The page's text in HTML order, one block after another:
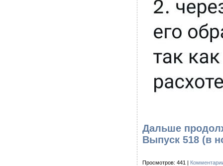
Дальше
Выпуск 518 (в
Просмотров: 441 |